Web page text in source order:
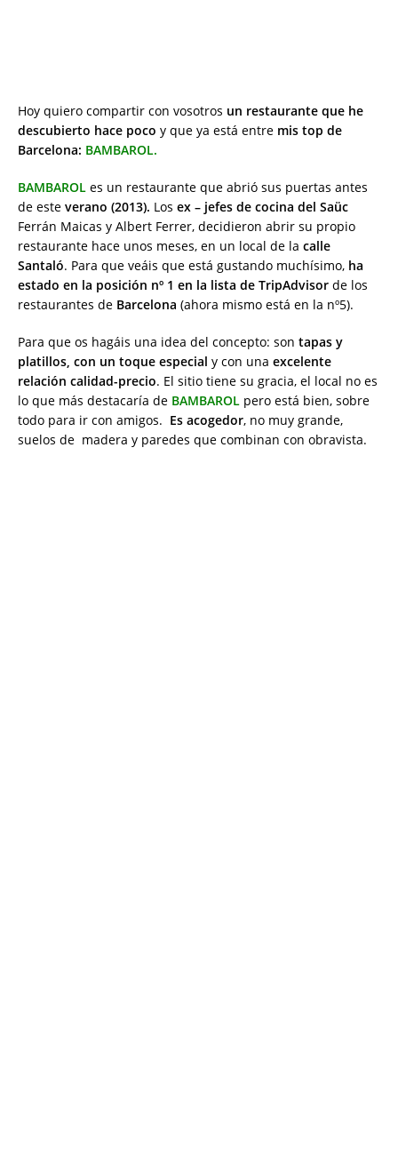
Hoy quiero compartir con vosotros un restaurante que he
descubierto hace poco y que ya está entre mis top de
Barcelona: BAMBAROL.
BAMBAROL es un restaurante que abrió sus puertas antes
de este verano (2013). Los ex – jefes de cocina del Saüc
Ferrán Maicas y Albert Ferrer, decidieron abrir su propio
restaurante hace unos meses, en un local de la calle
Santaló. Para que veáis que está gustando muchísimo, ha
estado en la posición nº 1 en la lista de TripAdvisor de los
restaurantes de Barcelona (ahora mismo está en la nº5).
Para que os hagáis una idea del concepto: son tapas y
platillos, con un toque especial y con una excelente
relación calidad-precio. El sitio tiene su gracia, el local no es
lo que más destacaría de BAMBAROL pero está bien, sobre
todo para ir con amigos. Es acogedor, no muy grande,
suelos de madera y paredes que combinan con obravista.